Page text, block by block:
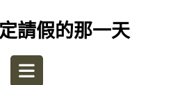
請假的那一天